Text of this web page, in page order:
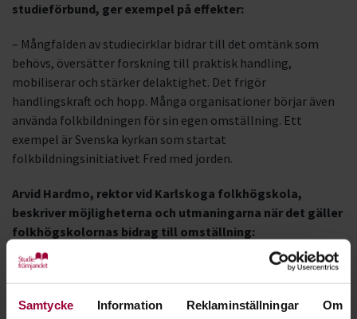
Samtycke Information Reklaminställningar Om
studieförbund, ger exempel på effekter:
– Mångfalden av studiecirklar bidrar till det omtänk som
behövs, översätter forskning till praktisk handling,
mobiliserar och stärker delaktighet. Det frigör
handlingskraft och hopp. Många organisationer börjar även
använda folkbildningen för sin egen omställning. Ett
exempel är Svenska kyrkan som startat
folkbildningsinitiativet Fred med jorden.
Arvid Hardmo, rektor vid Karlskoga folkhögskola,
beskriver möjligheterna och utmaningarna när det gäller
folkhögskolornas bidrag till omställning:
– Här på skolan har vi drivit många kurser kring
hållbarhetsfrågorna inom exempelvis matberedskap,
ekopedagogik eller hållbara lokalsamhällen. En del av